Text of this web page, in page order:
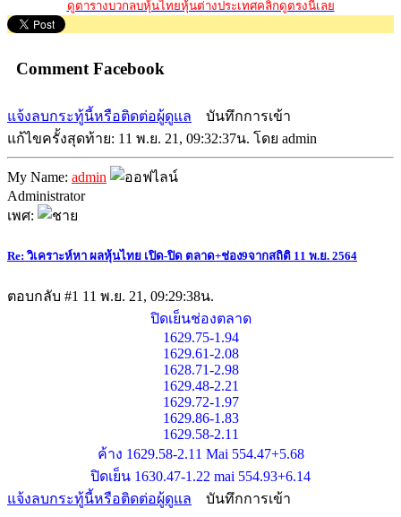
ดูตารางบวกลบหุ้นไทยหุ้นต่างประเทศคลิ๊กดูตรงนี้เลย
Comment Facebook
แจ้งลบกระทู้นี้หรือติดต่อผู้ดูแล
บันทึกการเข้า
แก้ไขครั้งสุดท้าย: 11 พ.ย. 21, 09:32:37น. โดย admin
My Name: admin
Administrator
เพศ:
Re: วิเคราะห์หา ผลหุ้นไทย เปิด-ปิด ตลาด+ช่อง9จากสถิติ 11 พ.ย. 2564
ตอบกลับ #1 11 พ.ย. 21, 09:29:38น.
ปิดเย็นช่องตลาด
1629.75-1.94
1629.61-2.08
1628.71-2.98
1629.48-2.21
1629.72-1.97
1629.86-1.83
1629.58-2.11
ค้าง 1629.58-2.11 Mai 554.47+5.68
ปิดเย็น 1630.47-1.22 mai 554.93+6.14
แจ้งลบกระทู้นี้หรือติดต่อผู้ดูแล
บันทึกการเข้า